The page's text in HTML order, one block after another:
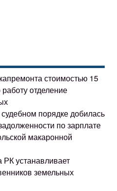
стоимостью 15
отделение
порядке добилась
по зарплате
макаронной
устанавливает
земельных